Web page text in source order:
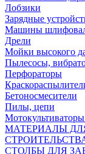
Лобзики
Зарядные
Машины
Дрели
Мойки высокого
Пылесосы,
Перфораторы
Бетоносмесители
Пилы, цепи
МАТЕРИАЛЫ
СТОЛБЫ ДЛЯ